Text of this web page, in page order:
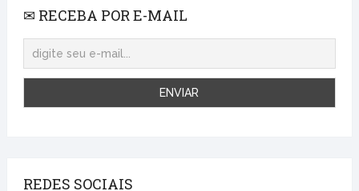
✉ RECEBA POR E-MAIL
REDES SOCIAIS